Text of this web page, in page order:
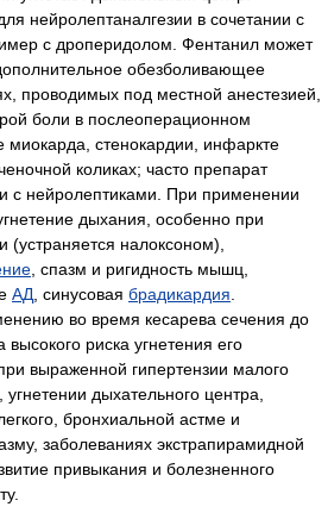
нейролептаналгезии в сочетании с
с дроперидолом. Фентанил может
обезболивающее
проводимых под местной анестезией,
боли в послеоперационном
миокарда, стенокардии, инфаркте
коликах; часто препарат
с нейролептиками. При применении
дыхания, особенно при
(устраняется налоксоном),
, спазм и ригидность мышц,
АД, синусовая брадикардия.
во время кесарева сечения до
высокого риска угнетения его
выраженной гипертензии малого
дыхательного центра,
бронхиальной астме и
заболеваниях экстрапирамидной
привыкания и болезненного